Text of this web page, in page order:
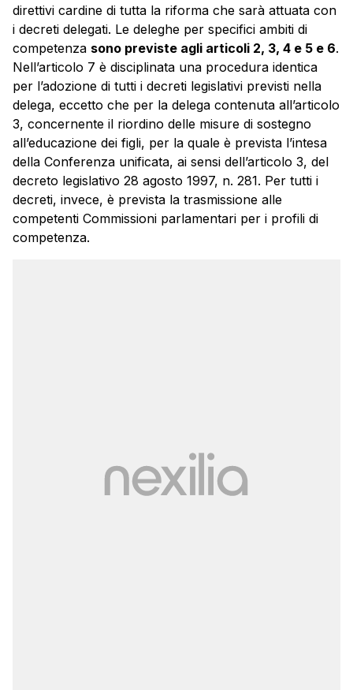
direttivi cardine di tutta la riforma che sarà attuata con
i decreti delegati. Le deleghe per specifici ambiti di
competenza sono previste agli articoli 2, 3, 4 e 5 e 6.
Nell’articolo 7 è disciplinata una procedura identica
per l’adozione di tutti i decreti legislativi previsti nella
delega, eccetto che per la delega contenuta all’articolo
3, concernente il riordino delle misure di sostegno
all’educazione dei figli, per la quale è prevista l’intesa
della Conferenza unificata, ai sensi dell’articolo 3, del
decreto legislativo 28 agosto 1997, n. 281. Per tutti i
decreti, invece, è prevista la trasmissione alle
competenti Commissioni parlamentari per i profili di
competenza.